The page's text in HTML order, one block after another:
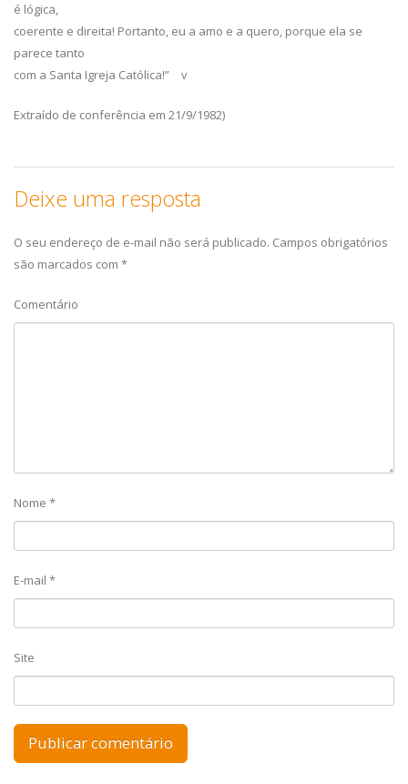
é lógica,
coerente e direita! Portanto, eu a amo e a quero, porque ela se
parece tanto
com a Santa Igreja Católica!” v
Extraído de conferência em 21/9/1982)
Deixe uma resposta
O seu endereço de e-mail não será publicado. Campos obrigatórios
são marcados com *
Comentário
Nome *
E-mail *
Site